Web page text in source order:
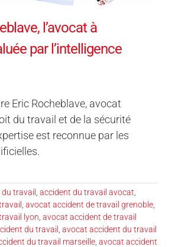
l’avocat à
par l’intelligence
Eric Rocheblave, avocat
du travail et de la sécurité
est reconnue par les
travail accident du travail avocat
avocat accident de travail grenoble
lyon avocat accident de travail
du travail
avocat accident du travail
du travail marseille avocat accident